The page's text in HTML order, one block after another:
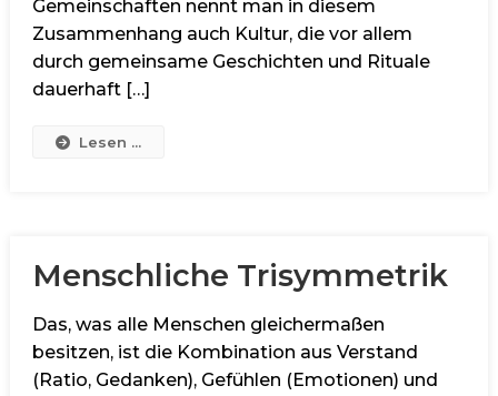
Gemeinschaften nennt man in diesem
Zusammenhang auch Kultur, die vor allem
durch gemeinsame Geschichten und Rituale
dauerhaft […]
Lesen ...
Menschliche Trisymmetrik
Das, was alle Menschen gleichermaßen
besitzen, ist die Kombination aus Verstand
(Ratio, Gedanken), Gefühlen (Emotionen) und